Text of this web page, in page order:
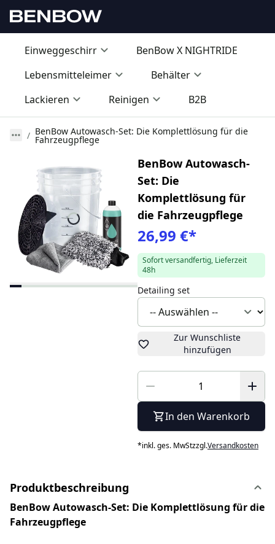
Einweggeschirr
BenBow X NIGHTRIDE
Lebensmitteleimer
Behälter
Lackieren
Reinigen B2B
BenBow Autowasch-Set: Die Komplettlösung für die
Fahrzeugpflege
BenBow Autowasch-
Set: Die
Komplettlösung für
die Fahrzeugpflege
26,99 €*
Sofort versandfertig, Lieferzeit
48h
Detailing set
Zur Wunschliste
hinzufügen
In den Warenkorb
*inkl. ges. MwStzzgl.Versandkosten
Produktbeschreibung
BenBow Autowasch-Set: Die Komplettlösung für die
Fahrzeugpflege